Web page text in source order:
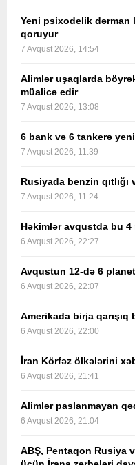
Yeni psixodelik dərman
qoruyur
7 Avqust 2026, 14:54
Alimlər uşaqlarda
müalicə edir
7 Avqust 2026, 13:08
6 bank və 6 tankerə
7 Avqust 2026, 11:39
Rusiyada benzin qıtlığı
7 Avqust 2026, 11:24
Həkimlər avqustda bu
6 Avqust 2026, 22:27
Avqustun 12-də 6
6 Avqust 2026, 22:07
Amerikada birja qarışıq
6 Avqust 2026, 22:00
İran Körfəz ölkələrini
6 Avqust 2026, 21:41
Alimlər paslanmayan
6 Avqust 2026, 21:04
ABŞ, Pentaqon Rusiya